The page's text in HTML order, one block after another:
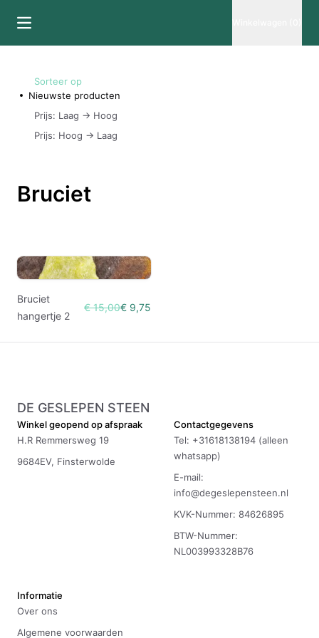
Sorteer op
Nieuwste producten
Prijs: Laag -> Hoog
Prijs: Hoog -> Laag
Bruciet
Bruciet
hangertje 2
€ 15,00€ 9,75
DE GESLEPEN STEEN
Winkel geopend op afspraak
H.R Remmersweg 19
9684EV, Finsterwolde
Contactgegevens
Tel: +31618138194 (alleen
whatsapp)
E-mail:
info@degeslepensteen.nl
KVK-Nummer: 84626895
BTW-Nummer:
NL003993328B76
Informatie
Over ons
Algemene voorwaarden